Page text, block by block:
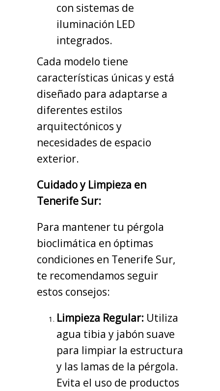
con sistemas de
iluminación LED
integrados.
Cada modelo tiene
características únicas y está
diseñado para adaptarse a
diferentes estilos
arquitectónicos y
necesidades de espacio
exterior.
Cuidado y Limpieza en
Tenerife Sur:
Para mantener tu pérgola
bioclimática en óptimas
condiciones en Tenerife Sur,
te recomendamos seguir
estos consejos:
Limpieza Regular: Utiliza
agua tibia y jabón suave
para limpiar la estructura
y las lamas de la pérgola.
Evita el uso de productos